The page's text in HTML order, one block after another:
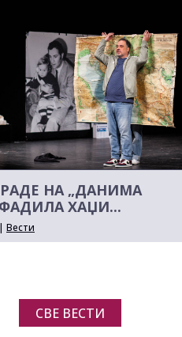
НА „ДАНИМА
ХАЏИ...
| Вести
СВЕ ВЕСТИ